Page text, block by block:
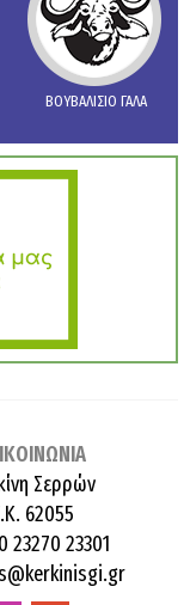
ΒΟΥΒΑΛΙΣΙΟ ΓΑΛΑ
Σερρών
62055
23270 23301